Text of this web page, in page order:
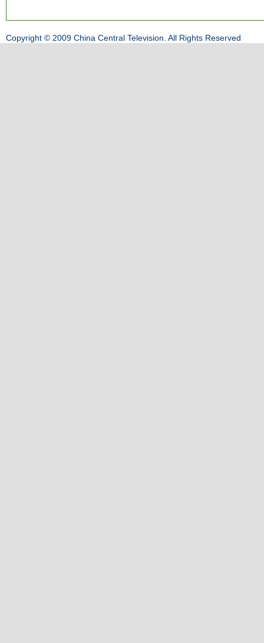
Copyright © 2009 China Central Television. All Rights Reserved